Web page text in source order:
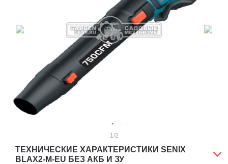
1 /2
ТЕХНИЧЕСКИЕ ХАРАКТЕРИСТИКИ SENIX
BLAX2-M-EU БЕЗ АКБ И ЗУ